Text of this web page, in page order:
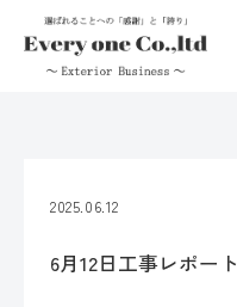
2025.06.12
6月12日工事レポート